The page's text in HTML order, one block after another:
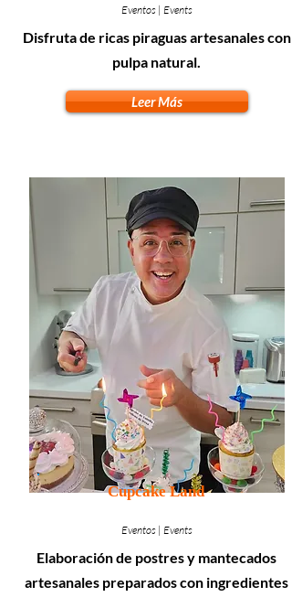
Eventos | Events
Disfruta de ricas piraguas artesanales con
pulpa natural.
Leer Más
Cupcake Land
Eventos | Events
Elaboración de postres y mantecados
artesanales preparados con ingredientes